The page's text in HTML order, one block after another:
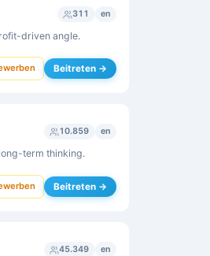
311 en
driven angle.
Beitreten →
10.859 en
term thinking.
Beitreten →
45.349 en